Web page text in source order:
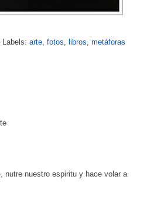
Labels: arte, fotos, libros, metáforas
nutre nuestro espiritu y hace volar a